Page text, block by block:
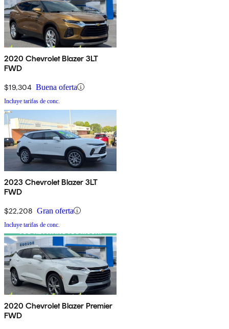
2020 Chevrolet Blazer 3LT
FWD
$19,304 Buena oferta
Incluye tarifas de conc.
2023 Chevrolet Blazer 3LT
FWD
$22,208 Gran oferta
Incluye tarifas de conc.
2020 Chevrolet Blazer Premier
FWD